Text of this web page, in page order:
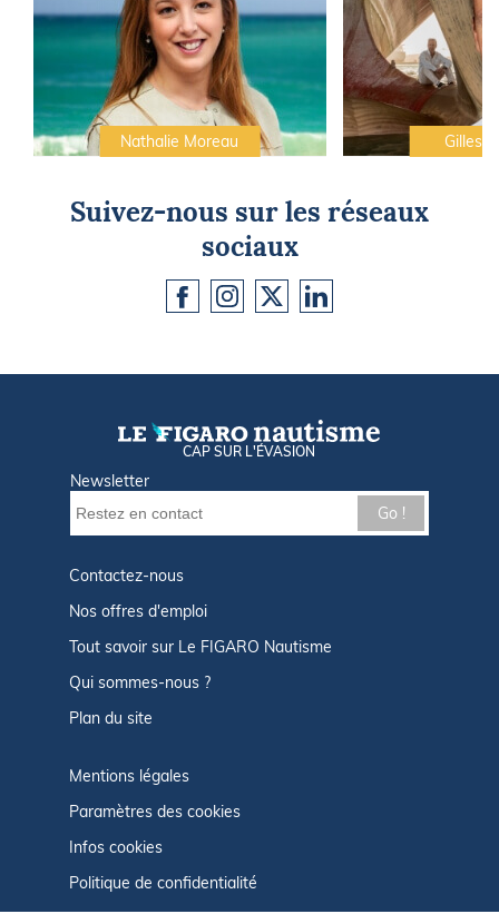
Nathalie Moreau Gilles
Suivez-nous sur les réseaux
sociaux
CAP SUR L'ÉVASION
Newsletter
Go !
Contactez-nous
Nos offres d'emploi
Tout savoir sur Le FIGARO Nautisme
Qui sommes-nous ?
Plan du site
Mentions légales
Paramètres des cookies
Infos cookies
Politique de confidentialité